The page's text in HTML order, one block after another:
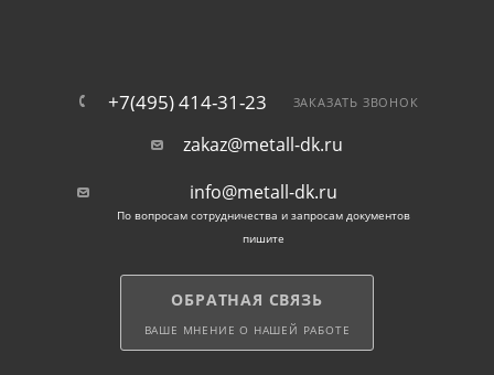
+7(495) 414-31-23 ЗАКАЗАТЬ ЗВОНОК
zakaz@metall-dk.ru
info@metall-dk.ru
По вопросам сотрудничества и запросам документов
пишите
ОБРАТНАЯ СВЯЗЬ
ВАШЕ МНЕНИЕ О НАШЕЙ РАБОТЕ